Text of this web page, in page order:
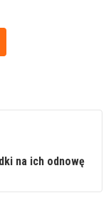
na ich odnowę